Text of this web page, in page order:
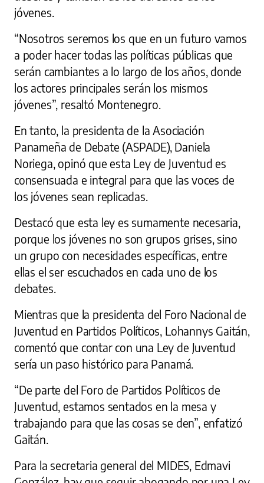
jóvenes.
“Nosotros seremos los que en un futuro vamos
a poder hacer todas las políticas públicas que
serán cambiantes a lo largo de los años, donde
los actores principales serán los mismos
jóvenes”, resaltó Montenegro.
En tanto, la presidenta de la Asociación
Panameña de Debate (ASPADE), Daniela
Noriega, opinó que esta Ley de Juventud es
consensuada e integral para que las voces de
los jóvenes sean replicadas.
Destacó que esta ley es sumamente necesaria,
porque los jóvenes no son grupos grises, sino
un grupo con necesidades específicas, entre
ellas el ser escuchados en cada uno de los
debates.
Mientras que la presidenta del Foro Nacional de
Juventud en Partidos Políticos, Lohannys Gaitán,
comentó que contar con una Ley de Juventud
sería un paso histórico para Panamá.
“De parte del Foro de Partidos Políticos de
Juventud, estamos sentados en la mesa y
trabajando para que las cosas se den”, enfatizó
Gaitán.
Para la secretaria general del MIDES, Edmavi